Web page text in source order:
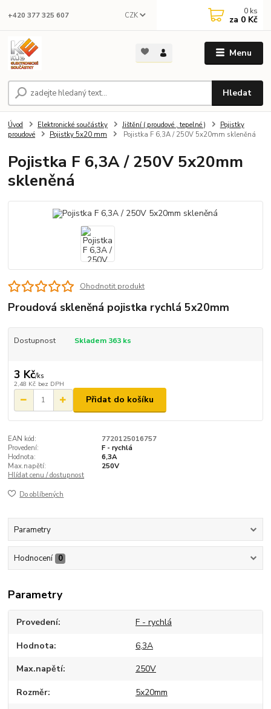
Menu
CZK
Hledat
+420 377 325 607 0 ks
za 0 Kč
Úvod Elektronické součástky Jištění ( proudové , tepelné )
Pojistky
proudové
Pojistky 5x20 mm Pojistka F 6,3A / 250V 5x20mm skleněná
Pojistka F 6,3A / 250V 5x20mm
skleněná
Ohodnotit produkt
Proudová skleněná pojistka rychlá 5x20mm
Dostupnost Skladem 363 ks
3 Kč/ks
2,48 Kč bez DPH
Přidat do košíku
EAN kód:
7720125016757
Provedení:
F - rychlá
Hodnota:
6,3A
Max.napětí:
250V
Hlídat cenu / dostupnost
Do oblíbených
Parametry
Hodnocení 0
Parametry
Provedení F - rychlá
Hodnota 6,3A
Max.napětí 250V
Rozměr 5x20mm